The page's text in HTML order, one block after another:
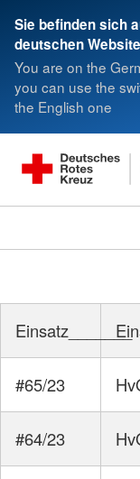
Sie befinden sich
deutschen Website
You are on the
you can use the
the English one
Einsatz_______
#65/23
#64/23